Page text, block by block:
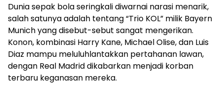
Dunia sepak bola seringkali diwarnai narasi menarik,
salah satunya adalah tentang “Trio KOL” milik Bayern
Munich yang disebut-sebut sangat mengerikan.
Konon, kombinasi Harry Kane, Michael Olise, dan Luis
Diaz mampu meluluhlantakkan pertahanan lawan,
dengan Real Madrid dikabarkan menjadi korban
terbaru keganasan mereka.